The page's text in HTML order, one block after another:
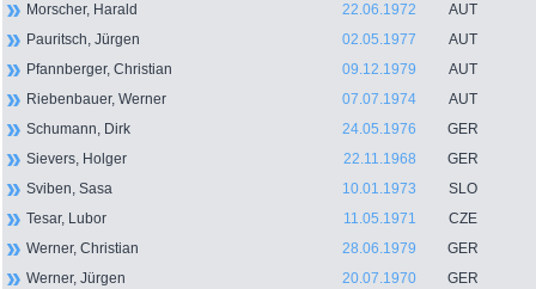
Morscher, Harald
22.06.1972
AUT
Pauritsch, Jürgen
02.05.1977
AUT
Pfannberger, Christian
09.12.1979
AUT
Riebenbauer, Werner
07.07.1974
AUT
Schumann, Dirk
24.05.1976
GER
Sievers, Holger
22.11.1968
GER
Sviben, Sasa
10.01.1973
SLO
Tesar, Lubor
11.05.1971
CZE
Werner, Christian
28.06.1979
GER
Werner, Jürgen
20.07.1970
GER